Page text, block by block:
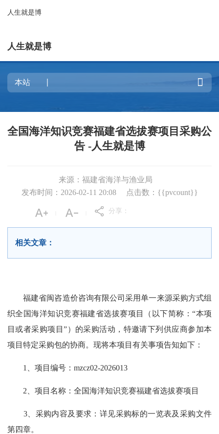
人生就是博
人生就是博

全国海洋知识竞赛福建省选拔赛项目采购公
告 -人生就是博
来源：福建省海洋与渔业局
发布时间：2026-02-11 20:08
点击数：{{pvcount}}
分享：
相关文章：
福建省闽咨造价咨询有限公司采用单一来源采购方式组
织全国海洋知识竞赛福建省选拔赛项目（以下简称：“本项
目或者采购项目”）的采购活动，特邀请下列供应商参加本
项目特定采购包的协商。现将本项目有关事项告知如下：
1、项目编号：mzcz02-2026013
2、项目名称：全国海洋知识竞赛福建省选拔赛项目
3、采购内容及要求：详见采购标的一览表及采购文件
第四章。